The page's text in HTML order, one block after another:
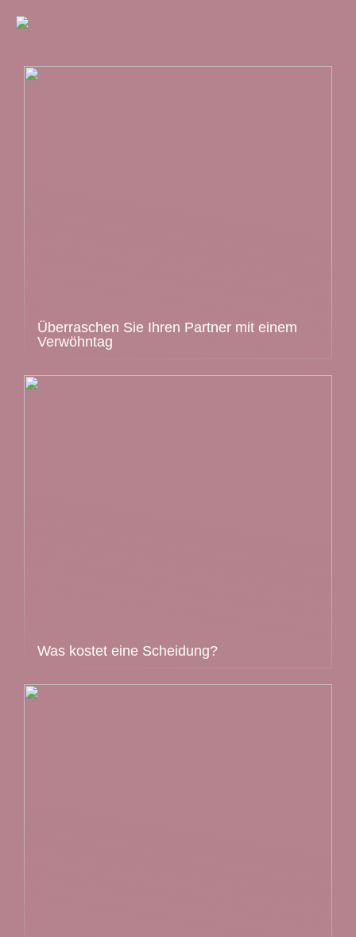
Überraschen Sie Ihren Partner mit einem
Verwöhntag
Was kostet eine Scheidung?